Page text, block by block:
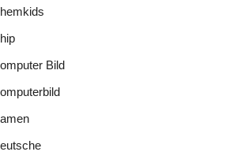
Bild